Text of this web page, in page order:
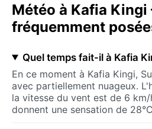
Météo à Kafia
fréquemment
Quel temps fait-il à Kafia
En ce moment à Kafia Kingi,
avec partiellement nuageux.
la vitesse du vent est de 6
donnent une sensation de